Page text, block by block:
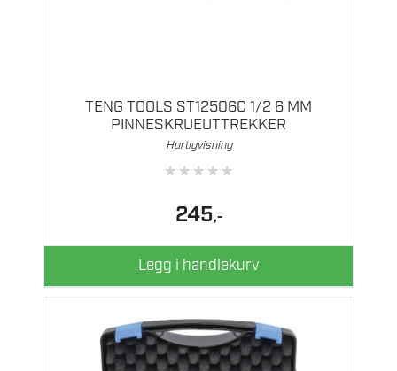
TENG TOOLS ST12506C 1/2 6 MM
PINNESKRUEUTTREKKER
Hurtigvisning
★★★★★
245,-
Legg i handlekurv